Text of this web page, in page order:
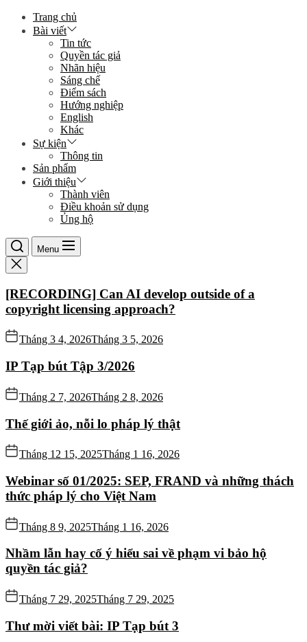
Skip
Trang chủ
Bài viết
Tin tức
Quyền tác giả
Nhãn hiệu
Sáng chế
Điểm sách
Hướng nghiệp
English
Khác
Sự kiện
Thông tin
Sản phẩm
Giới thiệu
Thành viên
Điều khoản sử dụng
Ủng hộ
Menu
[RECORDING] Can AI develop outside of a
copyright licensing approach?
Tháng 3 4, 2026Tháng 3 5, 2026
IP Tạp bút Tập 3/2026
Tháng 2 7, 2026Tháng 2 8, 2026
Thế giới ảo, nỗi lo pháp lý thật
Tháng 12 15, 2025Tháng 1 16, 2026
Webinar số 01/2025: SEP, FRAND và những thách
thức pháp lý cho Việt Nam
Tháng 8 9, 2025Tháng 1 16, 2026
Nhầm lẫn hay cố ý hiểu sai về phạm vi bảo hộ
quyền tác giả?
Tháng 7 29, 2025Tháng 7 29, 2025
Thư mời viết bài: IP Tạp bút 3